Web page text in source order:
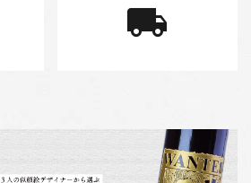
local_shipping